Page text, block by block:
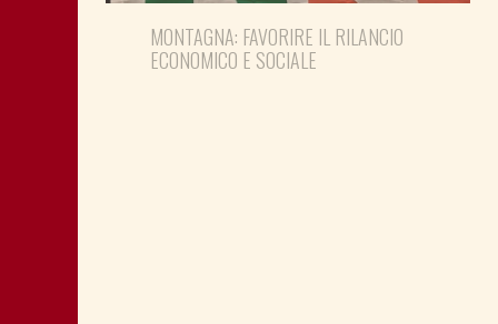
MONTAGNA: FAVORIRE IL RILANCIO
ECONOMICO E SOCIALE